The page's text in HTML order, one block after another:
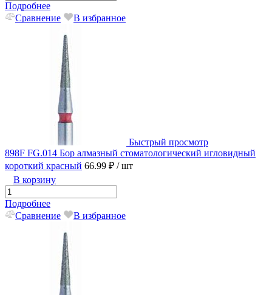
Подробнее
Сравнение
В избранное
Быстрый просмотр
898F FG.014 Бор алмазный стоматологический игловидный
короткий красный 66.99 ₽ / шт
В корзину
Подробнее
Сравнение
В избранное